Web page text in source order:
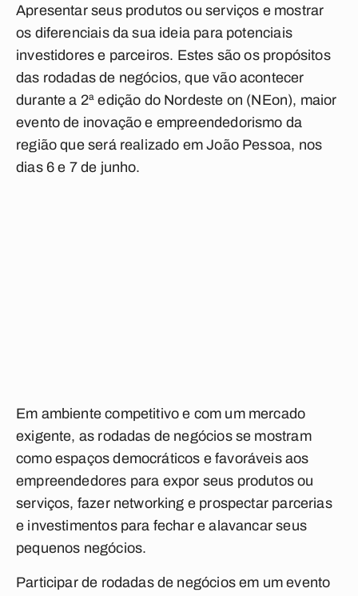
Apresentar seus produtos ou serviços e mostrar
os diferenciais da sua ideia para potenciais
investidores e parceiros. Estes são os propósitos
das rodadas de negócios, que vão acontecer
durante a 2ª edição do Nordeste on (NEon), maior
evento de inovação e empreendedorismo da
região que será realizado em João Pessoa, nos
dias 6 e 7 de junho.
Em ambiente competitivo e com um mercado
exigente, as rodadas de negócios se mostram
como espaços democráticos e favoráveis aos
empreendedores para expor seus produtos ou
serviços, fazer networking e prospectar parcerias
e investimentos para fechar e alavancar seus
pequenos negócios.
Participar de rodadas de negócios em um evento